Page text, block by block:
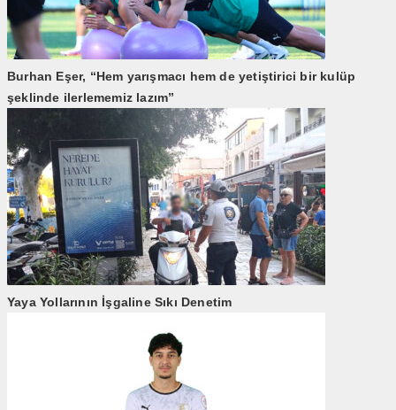
Burhan Eşer, “Hem yarışmacı hem de yetiştirici bir kulüp
şeklinde ilerlememiz lazım”
Yaya Yollarının İşgaline Sıkı Denetim